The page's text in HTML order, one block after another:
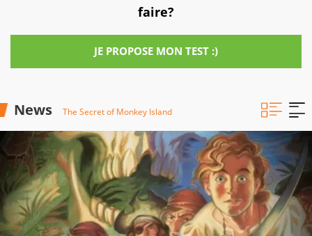
faire?
JE PROPOSE MON TEST :)
News The Secret of Monkey Island